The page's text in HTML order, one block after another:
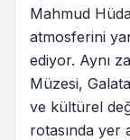
Mahmud
atmosferini
ediyor. Aynı
Müzesi,
ve kültürel
rotasında yer